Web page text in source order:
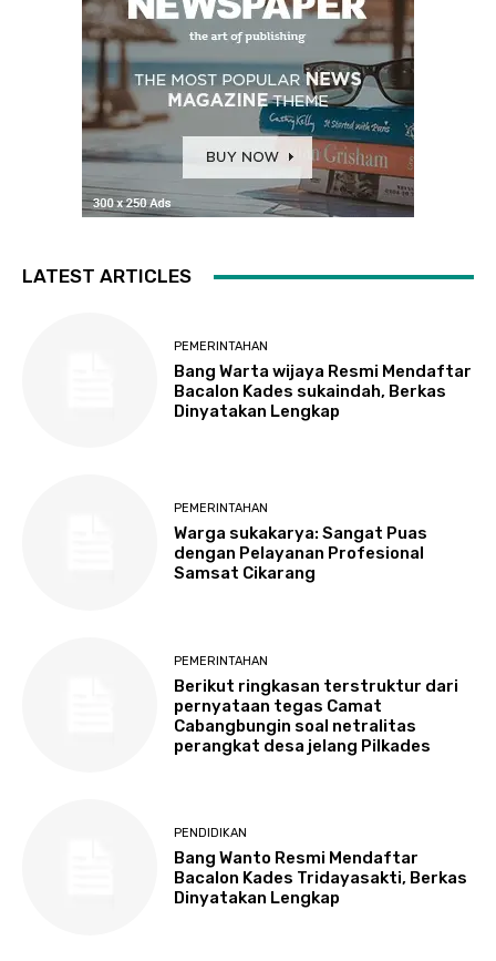
LATEST ARTICLES
PEMERINTAHAN
Bang Warta wijaya Resmi Mendaftar
Bacalon Kades sukaindah, Berkas
Dinyatakan Lengkap
PEMERINTAHAN
Warga sukakarya: Sangat Puas
dengan Pelayanan Profesional
Samsat Cikarang
PEMERINTAHAN
Berikut ringkasan terstruktur dari
pernyataan tegas Camat
Cabangbungin soal netralitas
perangkat desa jelang Pilkades
PENDIDIKAN
Bang Wanto Resmi Mendaftar
Bacalon Kades Tridayasakti, Berkas
Dinyatakan Lengkap